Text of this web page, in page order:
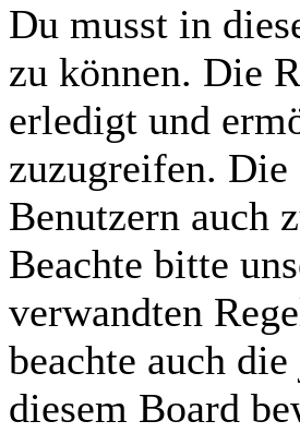
Du musst in
zu können. Die
erledigt und
zuzugreifen.
Benutzern auch
Beachte bitte
verwandten
beachte auch
diesem Board